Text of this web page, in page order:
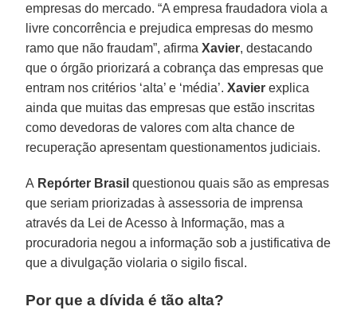
empresas do mercado. “A empresa fraudadora viola a
livre concorrência e prejudica empresas do mesmo
ramo que não fraudam”, afirmaXavier, destacando
que o órgão priorizará a cobrança das empresas que
entram nos critérios ‘alta’ e ‘média’.Xavier explica
ainda que muitas das empresas que estão inscritas
como devedoras de valores com alta chance de
recuperação apresentam questionamentos judiciais.
A Repórter Brasil questionou quais são as empresas
que seriam priorizadas à assessoria de imprensa
através da Lei de Acesso à Informação, mas a
procuradoria negou a informação sob a justificativa de
que a divulgação violaria o sigilo fiscal.
Por que a dívida é tão alta?